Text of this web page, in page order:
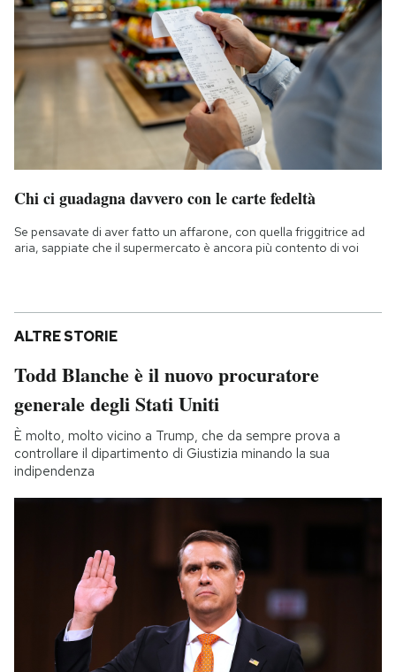
Chi ci guadagna davvero con le carte fedeltà
Se pensavate di aver fatto un affarone, con quella friggitrice ad
aria, sappiate che il supermercato è ancora più contento di voi
ALTRE STORIE
Todd Blanche è il nuovo procuratore
generale degli Stati Uniti
È molto, molto vicino a Trump, che da sempre prova a
controllare il dipartimento di Giustizia minando la sua
indipendenza